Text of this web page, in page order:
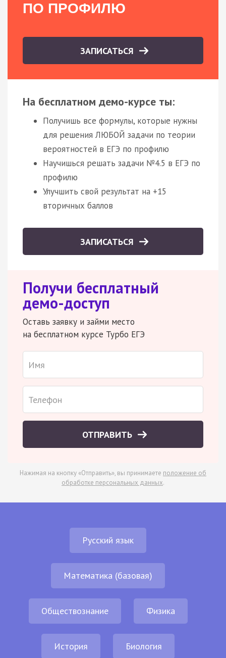
ПО ПРОФИЛЮ
ЗАПИСАТЬСЯ
На бесплатном демо-курсе ты:
Получишь все формулы, которые нужны
для решения ЛЮБОЙ задачи по теории
вероятностей в ЕГЭ по профилю
Научишься решать задачи №4.5 в ЕГЭ по
профилю
Улучшить свой результат на +15
вторичных баллов
ЗАПИСАТЬСЯ
Получи бесплатный
демо-доступ
Оставь заявку и займи место
на бесплатном курсе Турбо ЕГЭ
ОТПРАВИТЬ
Нажимая на кнопку «Отправить», вы принимаете положение об
обработке персональных данных.
Русский язык
Математика (базовая)
Обществознание Физика
История Биология